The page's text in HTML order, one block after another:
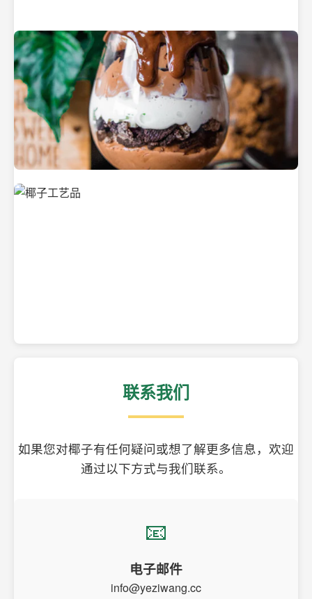
纯净的初榨椰子油
美味的椰子食品
联系我们
如果您对椰子有任何疑问或想了解更多信息，欢迎
通过以下方式与我们联系。
📧
电子邮件
info@yeziwang.cc